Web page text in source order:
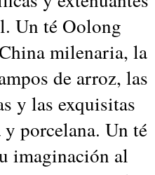
Un té Oolong
milenaria, la
de arroz, las
y las exquisitas
y porcelana. Un té
imaginación al